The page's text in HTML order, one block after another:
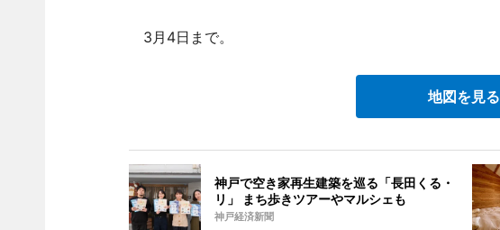
3月4日まで。
地図を見る
神戸で空き家再生建築を巡る「長田くる・
リ」 まち歩きツアーやマルシェも
神戸経済新聞